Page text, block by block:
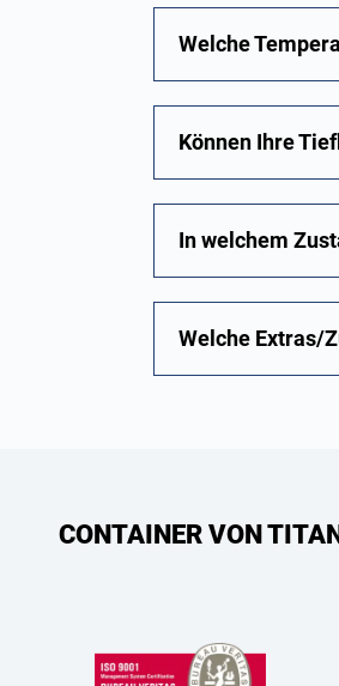
Welche
Können Ihre
In welchem
Welche Extras/
CONTAINER VON